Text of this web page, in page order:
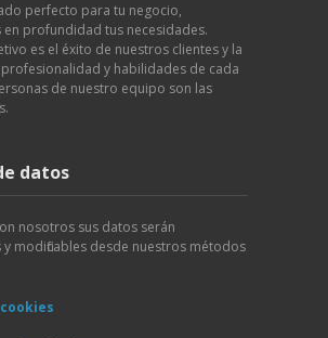
perfecto para tu negocio,
en profundidad tus necesidades.
es el éxito de nuestros clientes y la
y habilidades de cada
de nuestro equipo son las
datos
nosotros sus datos serán
modificables desde nuestros métodos